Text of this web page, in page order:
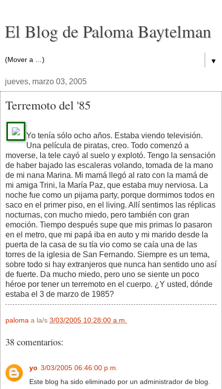
El Blog de Paloma Baytelman
▼
jueves, marzo 03, 2005
Terremoto del '85
Yo tenía sólo ocho años. Estaba viendo televisión.
Una película de piratas, creo. Todo comenzó a
moverse, la tele cayó al suelo y explotó. Tengo la sensación
de haber bajado las escaleras volando, tomada de la mano
de mi nana Marina. Mi mamá llegó al rato con la mamá de
mi amiga Trini, la María Paz, que estaba muy nerviosa. La
noche fue como un pijama party, porque dormimos todos en
saco en el primer piso, en el living. Allí sentimos las réplicas
nocturnas, con mucho miedo, pero también con gran
emoción. Tiempo después supe que mis primas lo pasaron
en el metro, que mi papá iba en auto y mi marido desde la
puerta de la casa de su tía vio como se caía una de las
torres de la iglesia de San Fernando. Siempre es un tema,
sobre todo si hay extranjeros que nunca han sentido uno así
de fuerte. Da mucho miedo, pero uno se siente un poco
héroe por tener un terremoto en el cuerpo. ¿Y usted, dónde
estaba el 3 de marzo de 1985?
paloma a la/s 3/03/2005 10:28:00 a.m.
38 comentarios:
yo 3/03/2005 06:46:00 p.m.
Este blog ha sido eliminado por un administrador de blog.